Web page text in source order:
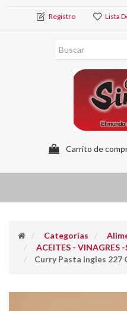
Registro Lista
Carrito de
Categorías
ACEITES - VINAGRES
Curry Pasta Ingles 227